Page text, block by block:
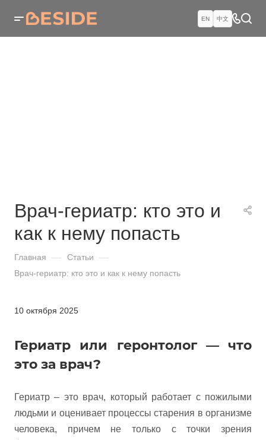
EN 中文
Врач-гериатр: кто это и
как к нему попасть
Главная — Статьи —
Врач-гериатр: кто это и как к нему попасть
10 октября 2025
Гериатр или геронтолог — что
это за врач?
Гериатр – это врач, который работает с пожилыми
людьми и оценивает процессы старения в организме
человека, причем не только с точки зрения